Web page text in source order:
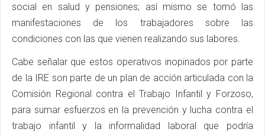
social en salud y pensiones; así mismo se tomó las
manifestaciones de los trabajadores sobre las
condiciones con las que vienen realizando sus labores.
Cabe señalar que estos operativos inopinados por parte
de la IRE son parte de un plan de acción articulada con la
Comisión Regional contra el Trabajo Infantil y Forzoso,
para sumar esfuerzos en la prevención y lucha contra el
trabajo infantil y la informalidad laboral que podría